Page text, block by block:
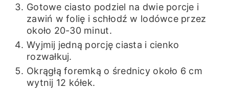
Gotowe ciasto podziel na dwie porcje i
zawiń w folię i schłodź w lodówce przez
około 20-30 minut.
Wyjmij jedną porcję ciasta i cienko
rozwałkuj.
Okrągłą foremką o średnicy około 6 cm
wytnij 12 kółek.